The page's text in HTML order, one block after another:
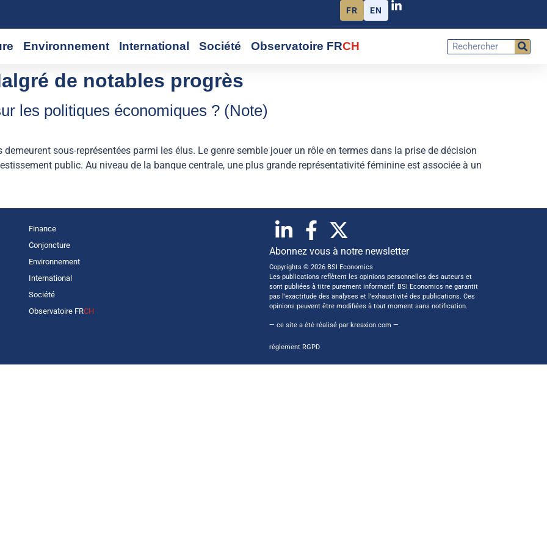
FR EN
Environnement International Société Observatoire FRCH
de notables progrès
les politiques économiques ? (Note)
sous-représentées parmi les élus. Le genre semble jouer un rôle en termes dans la prise de décision
public. Au niveau de la banque centrale, une plus grande représentativité féminine est associée à un
Finance
Conjoncture
Environnement
International
Société
Observatoire FRCH
Abonnez vous à notre newsletter
Copyrights © 2026 BSI Economics
Les publications reflètent les opinions personnelles des auteurs et
sont publiées à titre purement informatif. BSI Economics ne garantit
pas l’exactitude des analyses et l’exhaustivité des publications. Ces
opinions peuvent être modifiées à tout moment sans notification.
— ce site a été réalisé par kreaxion.com —
règlement RGPD